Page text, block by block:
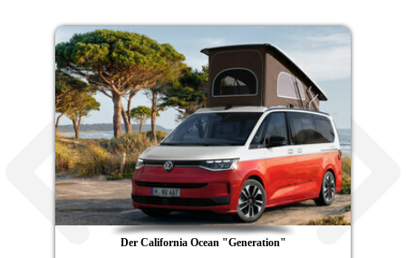
Der California Ocean "Generation"